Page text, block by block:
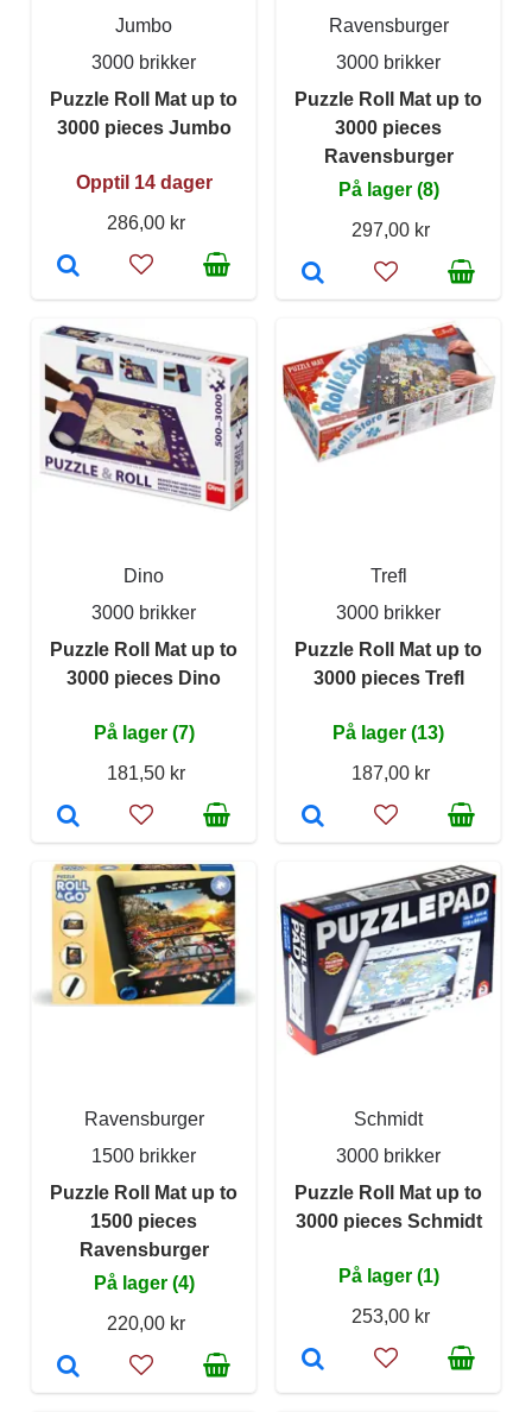
Jumbo
3000 brikker
Puzzle Roll Mat up to
3000 pieces Jumbo
Opptil 14 dager
286,00 kr
Ravensburger
3000 brikker
Puzzle Roll Mat up to
3000 pieces
Ravensburger
På lager (8)
297,00 kr
Dino
3000 brikker
Puzzle Roll Mat up to
3000 pieces Dino
På lager (7)
181,50 kr
Trefl
3000 brikker
Puzzle Roll Mat up to
3000 pieces Trefl
På lager (13)
187,00 kr
Ravensburger
1500 brikker
Puzzle Roll Mat up to
1500 pieces
Ravensburger
På lager (4)
220,00 kr
Schmidt
3000 brikker
Puzzle Roll Mat up to
3000 pieces Schmidt
På lager (1)
253,00 kr